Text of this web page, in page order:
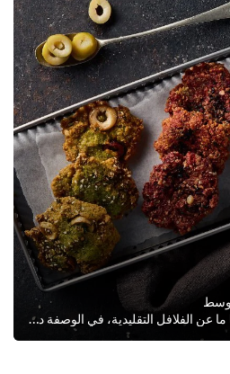
وصفة الفلافل دي مختلفة نوعا ما عن الفلافل التقليدية، في الوصفة دي حنحضر عجينة الفلافل باستخدام الفول المدشوش وللحصول على طعم ال...